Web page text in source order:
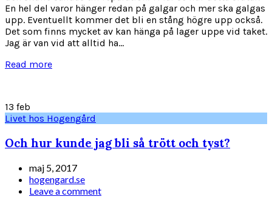
En hel del varor hänger redan på galgar och mer ska galgas
upp. Eventuellt kommer det bli en stång högre upp också.
Det som finns mycket av kan hänga på lager uppe vid taket.
Jag är van vid att alltid ha...
Read more
13 feb
Livet hos Hogengård
Och hur kunde jag bli så trött och tyst?
maj 5, 2017
hogengard.se
Leave a comment